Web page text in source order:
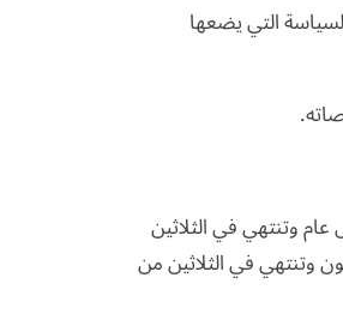
التي يضعها
عام وتنتهي في الثلاثين
وتنتهي في الثلاثين من